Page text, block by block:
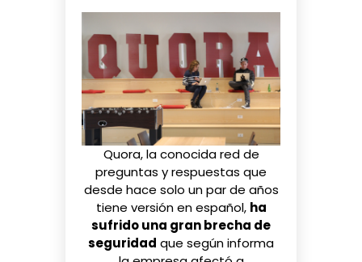
Quora, la conocida red de
preguntas y respuestas que
desde hace solo un par de años
tiene versión en español, ha
sufrido una gran brecha de
seguridad que según informa